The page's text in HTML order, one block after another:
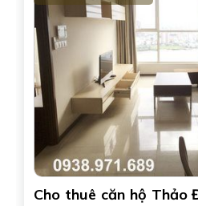
Cho thuê căn hộ Thảo